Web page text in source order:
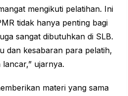
mengikuti pelatihan. Ini
tidak hanya penting bagi
sangat dibutuhkan di SLB.
dan kesabaran para pelatih,
ujarnya.
materi yang sama